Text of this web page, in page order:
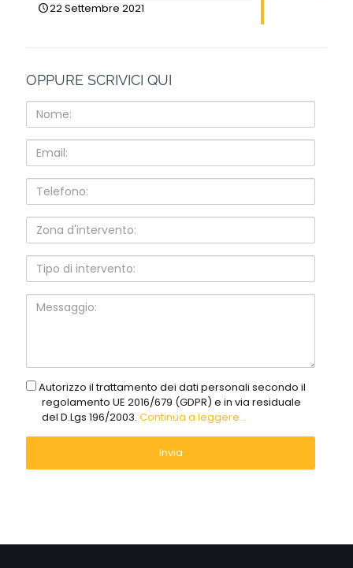
22 Settembre 2021
OPPURE SCRIVICI QUI
Nome:
Email:
Telefono:
Zona
d'intervento:
Tipo
intervento:
Messaggio:
gdprAutorizzo il trattamento dei dati personali secondo il
regolamento UE 2016/679 (GDPR) e in via residuale
del D.Lgs 196/2003. Continua a leggere...